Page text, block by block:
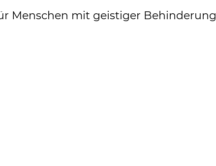
Menschen mit geistiger Behinderung